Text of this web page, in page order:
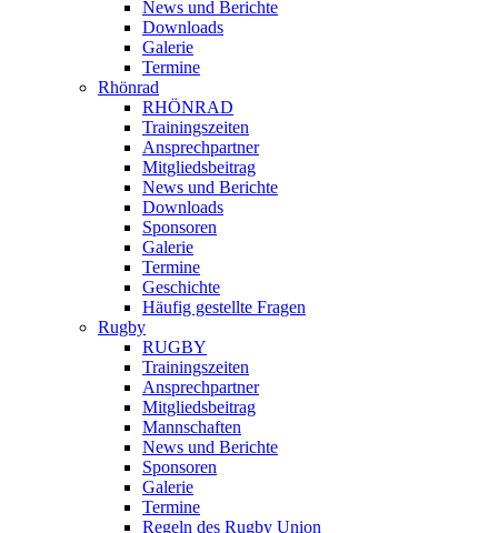
News und Berichte
Downloads
Galerie
Termine
Rhönrad
RHÖNRAD
Trainingszeiten
Ansprechpartner
Mitgliedsbeitrag
News und Berichte
Downloads
Sponsoren
Galerie
Termine
Geschichte
Häufig gestellte Fragen
Rugby
RUGBY
Trainingszeiten
Ansprechpartner
Mitgliedsbeitrag
Mannschaften
News und Berichte
Sponsoren
Galerie
Termine
Regeln des Rugby Union